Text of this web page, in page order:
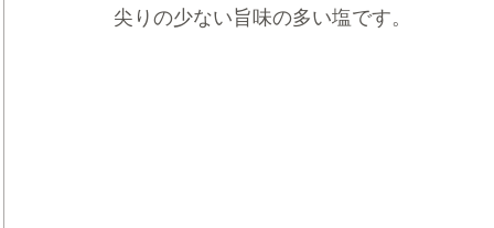
尖りの少ない旨味の多い塩です。